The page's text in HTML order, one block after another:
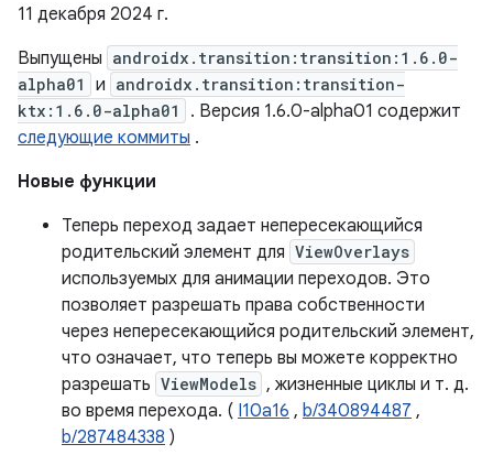
11 декабря 2024 г.
Выпущены androidx.transition:transition:1.6.0-
alpha01
и androidx.transition:transition-
ktx:1.6.0-alpha01
. Версия 1.6.0-alpha01 содержит
следующие коммиты .
Новые функции
Теперь переход задает непересекающийся
родительский элемент для ViewOverlays
используемых для анимации переходов. Это
позволяет разрешать права собственности
через непересекающийся родительский элемент,
что означает, что теперь вы можете корректно
разрешать ViewModels , жизненные циклы и т. д.
во время перехода. ( I10a16 , b/340894487 ,
b/287484338 )